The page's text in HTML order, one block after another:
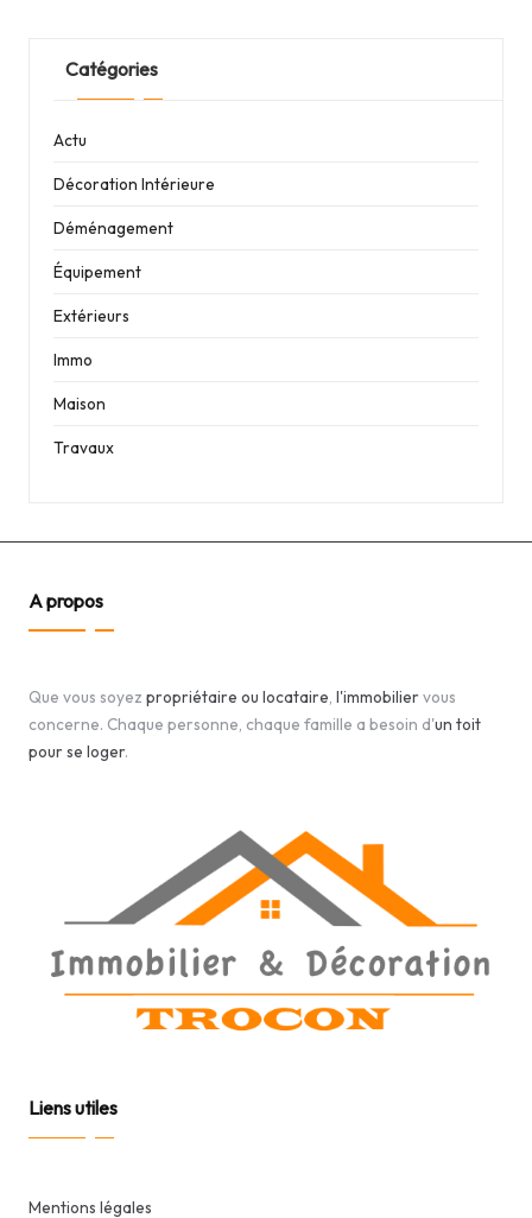
Catégories
Actu
Décoration Intérieure
Déménagement
Équipement
Extérieurs
Immo
Maison
Travaux
A propos
Que vous soyez propriétaire ou locataire, l'immobiliervous
concerne. Chaque personne, chaque famille a besoin d'un toit
pour se loger.
Liens utiles
Mentions légales